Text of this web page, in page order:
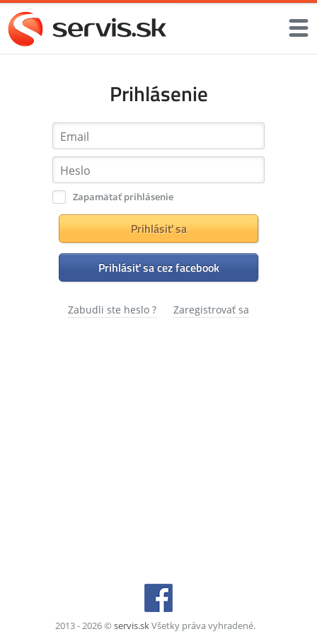
Prihlásenie
Zapamätať prihlásenie
Prihlásiť sa
Prihlásiť sa cez facebook
Zabudli ste heslo ? Zaregistrovať sa
2013 - 2026 © servis.skVšetky práva vyhradené.